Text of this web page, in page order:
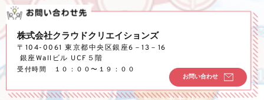
株式会社クラウドクリエイションズ
〒104-0061 東京都中央区銀座6－13－16
銀座Wallビル UCF５階
受付時間　１０：００〜１９：００
お問い合わせ